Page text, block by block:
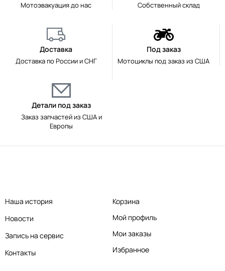
Мотоэвакуация до нас Собственный склад
Доставка
Доставка по России и СНГ
Под заказ
Мотоциклы под заказ из США
Детали под заказ
Заказ запчастей из США и
Европы
Наша история
Новости
Запись на сервис
Контакты
Корзина
Мой профиль
Мои заказы
Избранное